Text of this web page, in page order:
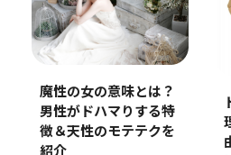
魔性の女の意味とは？
男性がドハマりする特
徴＆天性のモテテクを
紹介